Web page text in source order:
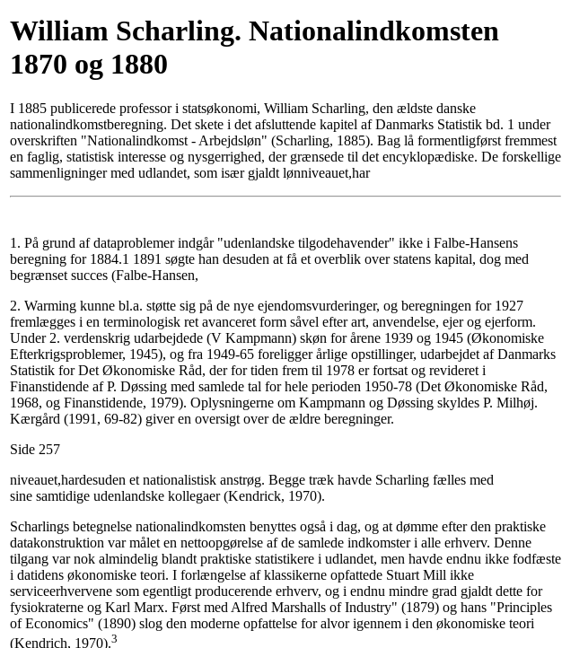
William Scharling. Nationalindkomsten
1870 og 1880
I 1885 publicerede professor i statsøkonomi, William Scharling, den ældste danske
nationalindkomstberegning. Det skete i det afsluttende kapitel af Danmarks Statistik bd. 1 under
overskriften "Nationalindkomst - Arbejdsløn" (Scharling, 1885). Bag lå formentligførst fremmest
en faglig, statistisk interesse og nysgerrighed, der grænsede til det encyklopædiske. De forskellige
sammenligninger med udlandet, som især gjaldt lønniveauet,har
1. På grund af dataproblemer indgår "udenlandske tilgodehavender" ikke i Falbe-Hansens
beregning for 1884.1 1891 søgte han desuden at få et overblik over statens kapital, dog med
begrænset succes (Falbe-Hansen,
2. Warming kunne bl.a. støtte sig på de nye ejendomsvurderinger, og beregningen for 1927
fremlægges i en terminologisk ret avanceret form såvel efter art, anvendelse, ejer og ejerform.
Under 2. verdenskrig udarbejdede (V Kampmann) skøn for årene 1939 og 1945 (Økonomiske
Efterkrigsproblemer, 1945), og fra 1949-65 foreligger årlige opstillinger, udarbejdet af Danmarks
Statistik for Det Økonomiske Råd, der for tiden frem til 1978 er fortsat og revideret i
Finanstidende af P. Døssing med samlede tal for hele perioden 1950-78 (Det Økonomiske Råd,
1968, og Finanstidende, 1979). Oplysningerne om Kampmann og Døssing skyldes P. Milhøj.
Kærgård (1991, 69-82) giver en oversigt over de ældre beregninger.
Side 257
niveauet,hardesuden et nationalistisk anstrøg. Begge træk havde Scharling fælles med
sine samtidige udenlandske kollegaer (Kendrick, 1970).
Scharlings betegnelse nationalindkomsten benyttes også i dag, og at dømme efter den praktiske
datakonstruktion var målet en nettoopgørelse af de samlede indkomster i alle erhverv. Denne
tilgang var nok almindelig blandt praktiske statistikere i udlandet, men havde endnu ikke fodfæste
i datidens økonomiske teori. I forlængelse af klassikerne opfattede Stuart Mill ikke
serviceerhvervene som egentligt producerende erhverv, og i endnu mindre grad gjaldt dette for
fysiokraterne og Karl Marx. Først med Alfred Marshalls of Industry" (1879) og hans "Principles
of Economics" (1890) slog den moderne opfattelse for alvor igennem i den økonomiske teori
(Kendrich, 1970).3